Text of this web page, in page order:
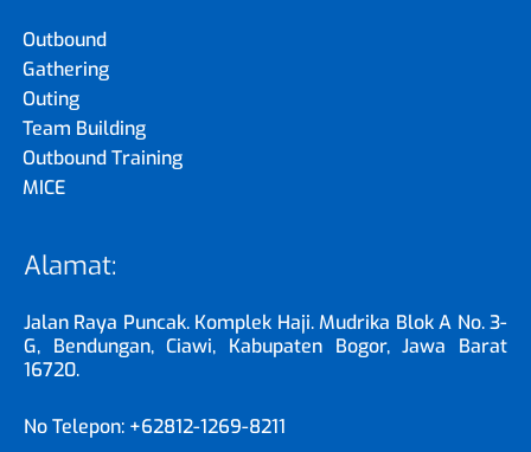
Outbound
Gathering
Outing
Team Building
Outbound Training
MICE
Alamat:
Jalan Raya Puncak. Komplek Haji. Mudrika Blok A No. 3-
G, Bendungan, Ciawi, Kabupaten Bogor, Jawa Barat
16720.
No Telepon: +62812-1269-8211